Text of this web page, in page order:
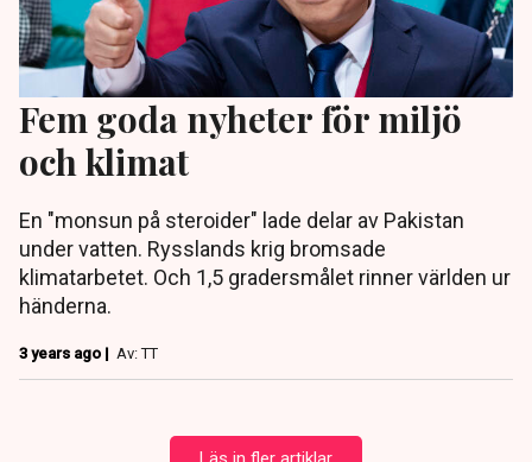
Fem goda nyheter för miljö
och klimat
En "monsun på steroider" lade delar av Pakistan
under vatten. Rysslands krig bromsade
klimatarbetet. Och 1,5 gradersmålet rinner världen ur
händerna.
3 years ago | Av: TT